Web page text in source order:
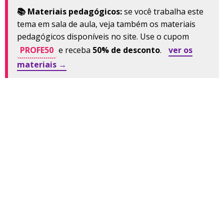
📚 Materiais pedagógicos:se você trabalha este
tema em sala de aula, veja também os materiais
pedagógicos disponíveis no site. Use o cupom
PROFE50 e receba 50% de desconto.
ver os
materiais →